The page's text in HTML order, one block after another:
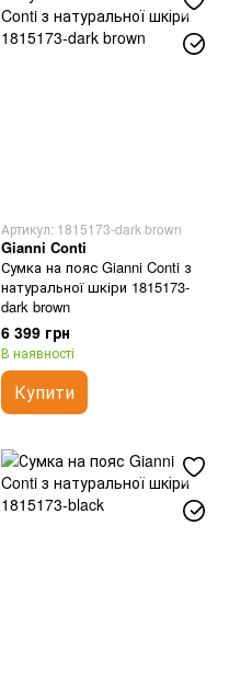
Артикул: 1815173-dark brown
Gianni Conti
Сумка на пояс Gianni Conti з
натуральної шкіри 1815173-
dark brown
6 399 грн
В наявності
Купити